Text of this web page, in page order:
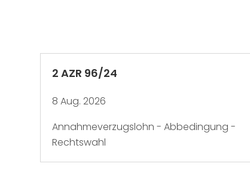
2 AZR 96/24
8 Aug. 2026
Annahmeverzugslohn - Abbedingung -
Rechtswahl